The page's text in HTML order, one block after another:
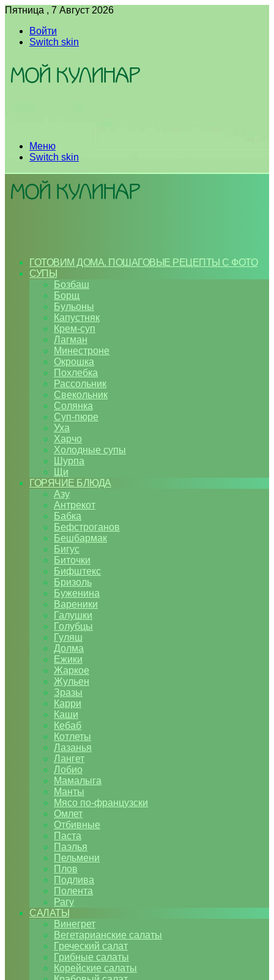
Пятница , 7 Август 2026
Войти
Switch skin
Меню
Switch skin
ГОТОВИМ ДОМА. ПОШАГОВЫЕ РЕЦЕПТЫ С ФОТО
СУПЫ
Бозбаш
Борщ
Бульоны
Капустняк
Крем-суп
Лагман
Минестроне
Окрошка
Похлебка
Рассольник
Свекольник
Солянка
Суп-пюре
Уха
Харчо
Холодные супы
Шурпа
Щи
ГОРЯЧИЕ БЛЮДА
Азу
Антрекот
Бабка
Бефстроганов
Бешбармак
Бигус
Биточки
Бифштекс
Бризоль
Буженина
Вареники
Галушки
Голубцы
Гуляш
Долма
Ежики
Жаркое
Жульен
Зразы
Карри
Каши
Кебаб
Котлеты
Лазанья
Лангет
Лобио
Мамалыга
Манты
Мясо по-французски
Омлет
Отбивные
Паста
Паэлья
Пельмени
Плов
Подлива
Полента
Рагу
САЛАТЫ
Винегрет
Вегетарианские салаты
Греческий салат
Грибные салаты
Корейские салаты